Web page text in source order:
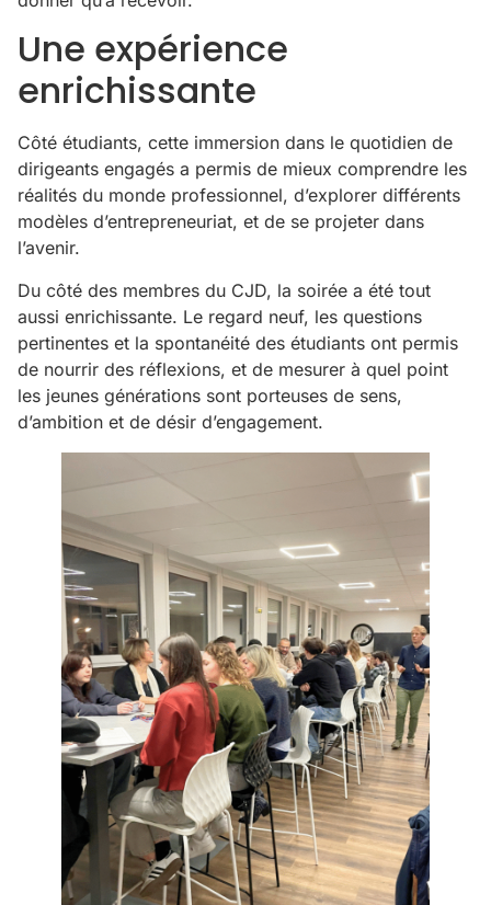
Une expérience
enrichissante
Côté étudiants, cette immersion dans le quotidien de
dirigeants engagés a permis de mieux comprendre les
réalités du monde professionnel, d’explorer différents
modèles d’entrepreneuriat, et de se projeter dans
l’avenir.
Du côté des membres du CJD, la soirée a été tout
aussi enrichissante. Le regard neuf, les questions
pertinentes et la spontanéité des étudiants ont permis
de nourrir des réflexions, et de mesurer à quel point
les jeunes générations sont porteuses de sens,
d’ambition et de désir d’engagement.